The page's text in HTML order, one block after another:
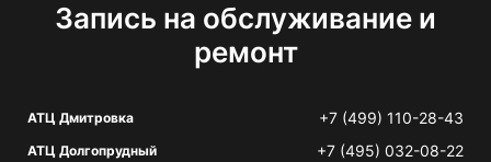
Запись на обслуживание и
ремонт
АТЦ Дмитровка +7 (499) 110-28-43
АТЦ Долгопрудный +7 (495) 032-08-22